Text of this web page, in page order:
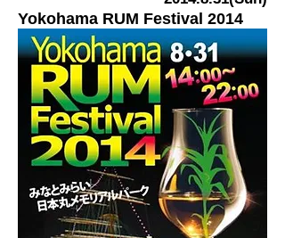
Yokohama RUM Festival 2014